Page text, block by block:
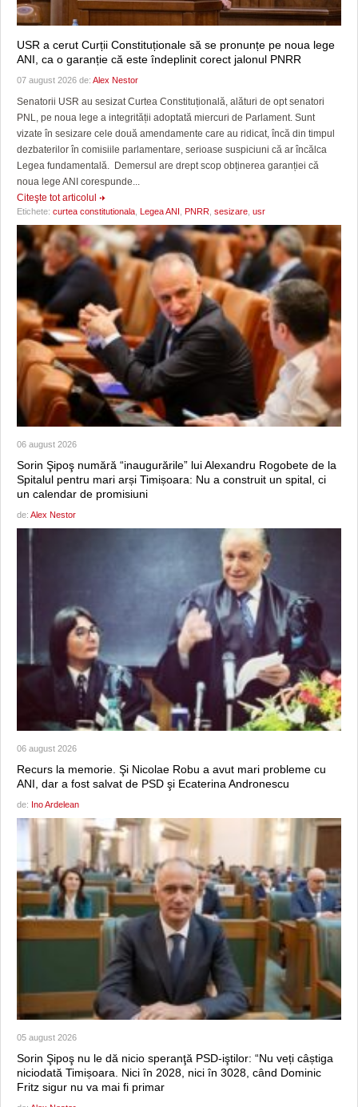
USR a cerut Curții Constituționale să se pronunțe pe noua lege
ANI, ca o garanție că este îndeplinit corect jalonul PNRR
07 august 2026 de: Alex Nestor
Senatorii USR au sesizat Curtea Constituțională, alături de opt senatori
PNL, pe noua lege a integrității adoptată miercuri de Parlament. Sunt
vizate în sesizare cele două amendamente care au ridicat, încă din timpul
dezbaterilor în comisiile parlamentare, serioase suspiciuni că ar încălca
Legea fundamentală. Demersul are drept scop obținerea garanției că
noua lege ANI corespunde...
Citeşte tot articolul
Etichete: curtea constitutionala Legea ANI PNRR sesizare usr
06 august 2026
Sorin Şipoş numără “inaugurările” lui Alexandru Rogobete de la
Spitalul pentru mari arși Timișoara: Nu a construit un spital, ci
un calendar de promisiuni
de: Alex Nestor
06 august 2026
Recurs la memorie. Şi Nicolae Robu a avut mari probleme cu
ANI, dar a fost salvat de PSD şi Ecaterina Andronescu
de: Ino Ardelean
05 august 2026
Sorin Şipoş nu le dă nicio speranţă PSD-iştilor: “Nu veți câștiga
niciodată Timișoara. Nici în 2028, nici în 3028, când Dominic
Fritz sigur nu va mai fi primar